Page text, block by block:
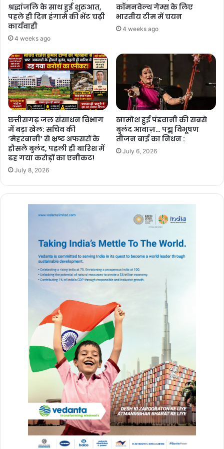
Vanshika Pandey
chhattisgarh बुलंद छत्तीसगढ़
श्रद्धांजलि के साथ हुई शुरुआत,
पहले ही दिन हंगामे की भेंट चढ़ी
कार्यवाही
4 weeks ago
कॉमनवेल्थ गेम्स के लिए
भारतीय टीम में चयन
4 weeks ago
छत्तीसगढ़ जल संसाधन विभाग
में बड़ा खेल: सचिव की
‘मेहरबानी’ से भ्रष्ट अफसरों के
हौसले बुलंद, पहली ही बारिश में
ढह गया करोड़ों का एनीकट!
July 8, 2026
खामोश हुई पंडवानी की सबसे
बुलंद आवाज़… पद्म विभूषण
तीजन बाई का निधन :
July 6, 2026